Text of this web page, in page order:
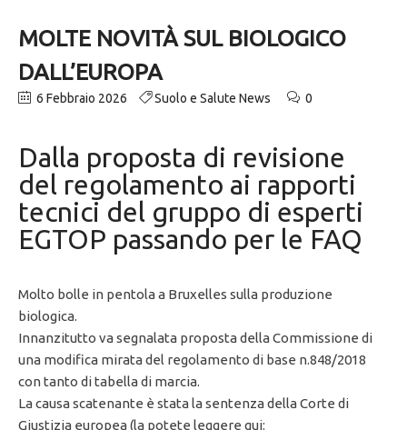
MOLTE NOVITÀ SUL BIOLOGICO
DALL’EUROPA
6 Febbraio 2026 Suolo e Salute News 0
Dalla proposta di revisione
del regolamento ai rapporti
tecnici del gruppo di esperti
EGTOP passando per le FAQ
Molto bolle in pentola a Bruxelles sulla produzione
biologica.
Innanzitutto va segnalata proposta della Commissione di
una modifica mirata del regolamento di base n.848/2018
con tanto di tabella di marcia.
La causa scatenante è stata la sentenza della Corte di
Giustizia europea (la potete leggere qui: